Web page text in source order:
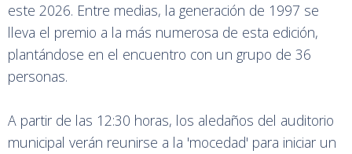
este 2026. Entre medias, la generación de 1997 se
lleva el premio a la más numerosa de esta edición,
plantándose en el encuentro con un grupo de 36
personas.
A partir de las 12:30 horas, los aledaños del auditorio
municipal verán reunirse a la 'mocedad' para iniciar un